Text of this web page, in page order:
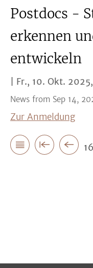
Postdocs -
erkennen
entwickeln
Fr., 10. Okt.
News from Sep 14,
Zur Anmeldung